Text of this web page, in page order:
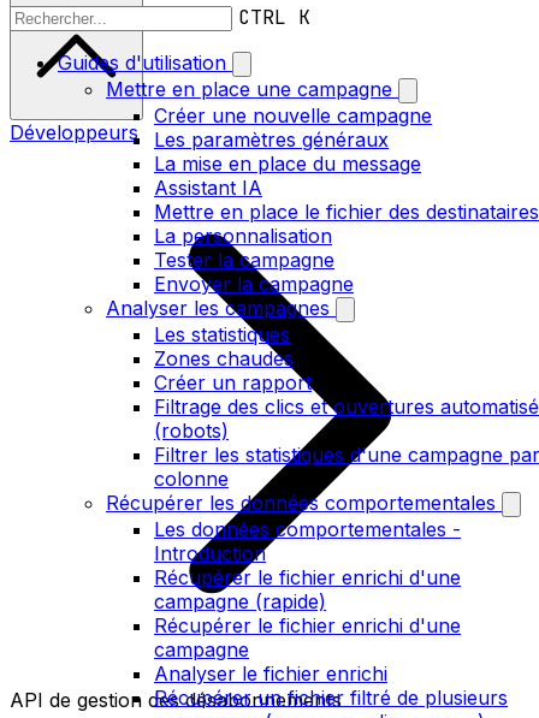
CTRL K
Guides d'utilisation
Mettre en place une campagne
Créer une nouvelle campagne
Les paramètres généraux
La mise en place du message
Assistant IA
Mettre en place le fichier des destinataires
La personnalisation
Tester la campagne
Envoyer la campagne
Analyser les campagnes
Les statistiques
Zones chaudes
Créer un rapport
Filtrage des clics et ouvertures
(robots)
Filtrer les statistiques d'une campagne par
colonne
Récupérer les données comportementales
Les données comportementales -
Introduction
Récupérer le fichier enrichi d'une
campagne (rapide)
Récupérer le fichier enrichi d'une
campagne
Analyser le fichier enrichi
Récupérer un fichier filtré de plusieurs
Développeurs
API de gestion des désabonnements